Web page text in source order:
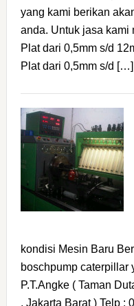
yang kami berikan
anda. Untuk jasa kami
Plat dari 0,5mm s/d
Plat dari 0,5mm s/d […]
kondisi Mesin Baru
boschpump caterpillar
P.T.Angke ( Taman
, Jakarta Barat ) Telp :